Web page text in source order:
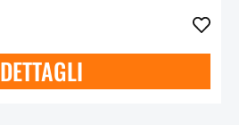
DETTAGLI